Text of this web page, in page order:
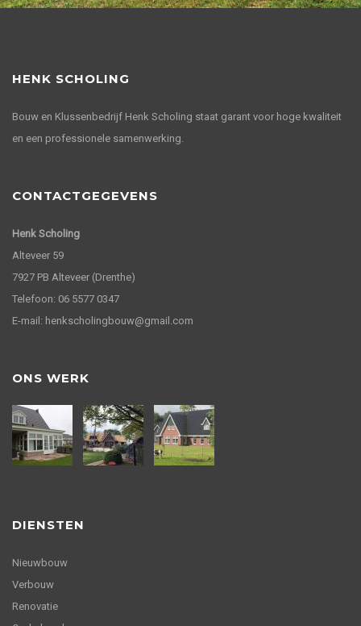
HENK SCHOLING
Bouw en Klussenbedrijf Henk Scholing staat garant voor hoge kwaliteit
en een professionele samenwerking.
CONTACTGEGEVENS
Henk Scholing
Alteveer 59
7927 PB Alteveer (Drenthe)
Telefoon: 06 5577 0347
E-mail: henkscholingbouw@gmail.com
ONS WERK
DIENSTEN
Nieuwbouw
Verbouw
Renovatie